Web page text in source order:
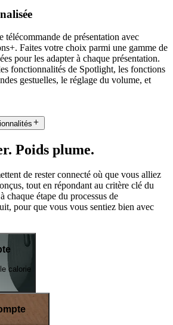
télécommande de présentation avec
Faites votre choix parmi une gamme de
pour les adapter à chaque présentation.
fonctionnalités de Spotlight, les fonctions
gestuelles, le réglage du volume, et
Poids plume.
de rester connecté où que vous alliez
tout en répondant au critère clé du
chaque étape du processus de
pour que vous vous sentiez bien avec
calorie